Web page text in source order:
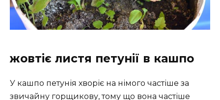
жовтіє листя петунії в кашпо
У кашпо петунія хворіє на німого частіше за
звичайну горщикову, тому що вона частіше